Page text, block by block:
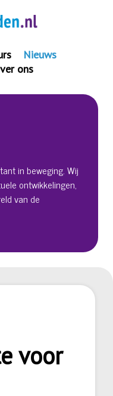
Nieuws
ons
in beweging. Wij
ontwikkelingen,
van de
voor